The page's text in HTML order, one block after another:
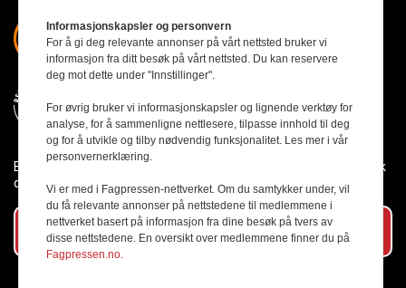
Byggmesteren følger Vær Varsom-plakaten og presseetikken slik
den er nedfelt i Redaktørplakaten.
Abonner på vårt nyhetsbrev
Informasjonskapsler og personvern
For å gi deg relevante annonser på vårt nettsted bruker vi
informasjon fra ditt besøk på vårt nettsted. Du kan reservere
deg mot dette under "Innstillinger".
For øvrig bruker vi informasjonskapsler og lignende verktøy for
analyse, for å sammenligne nettlesere, tilpasse innhold til deg
og for å utvikle og tilby nødvendig funksjonalitet. Les mer i vår
personvernerklæring.
Vi er med i Fagpressen-nettverket. Om du samtykker under, vil
du få relevante annonser på nettstedene til medlemmene i
nettverket basert på informasjon fra dine besøk på tvers av
disse nettstedene. En oversikt over medlemmene finner du på
Fagpressen.no.